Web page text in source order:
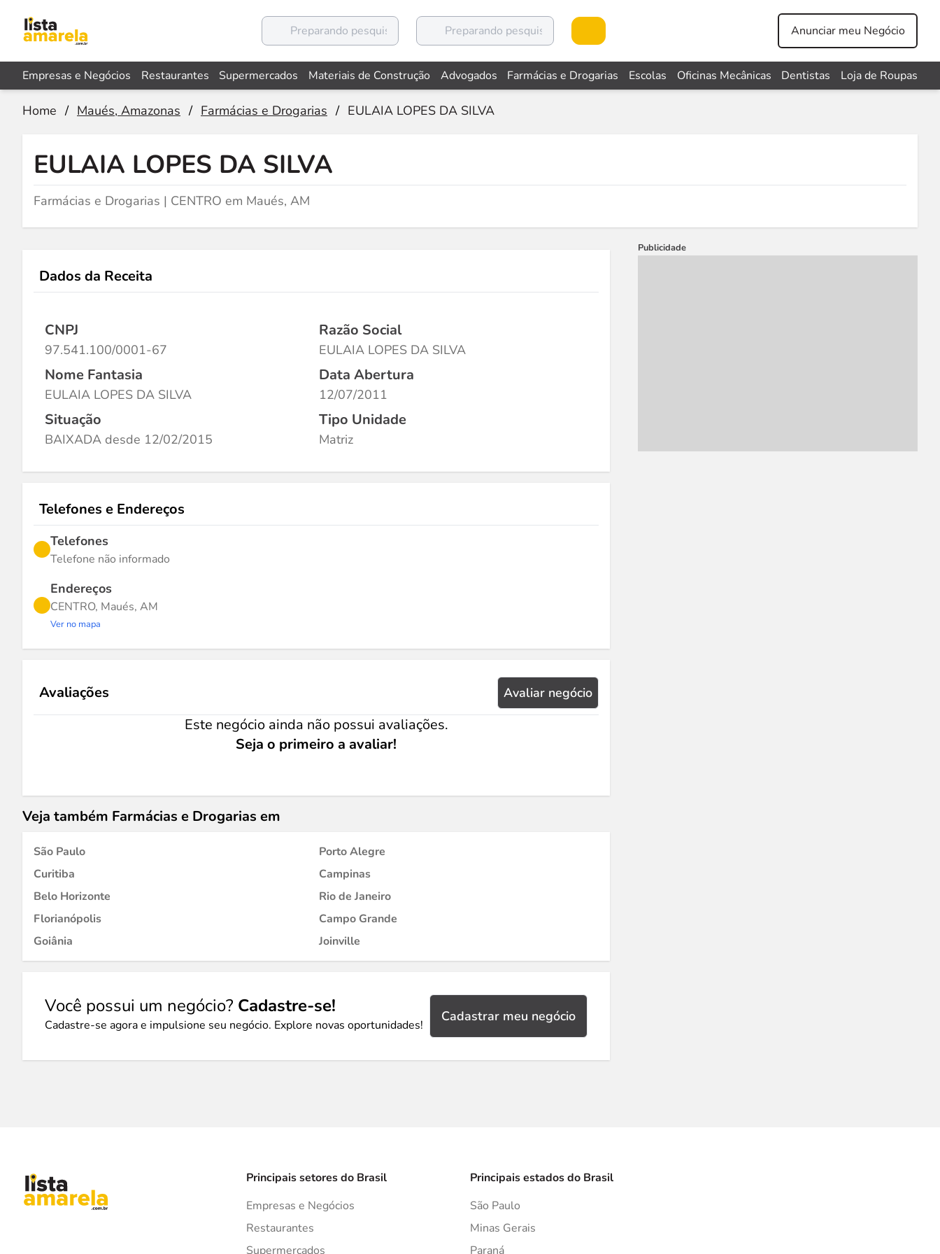
Anunciar meu Negócio
Empresas e Negócios Restaurantes Supermercados Materiais de Construção Advogados Farmácias e Drogarias Escolas Oficinas Mecânicas Dentistas Loja de Roupas
Home / Maués, Amazonas / Farmácias e Drogarias / EULAIA LOPES DA SILVA
EULAIA LOPES DA SILVA
Farmácias e Drogarias | CENTRO em Maués, AM
Dados da Receita
CNPJ
97.541.100/0001-67
Razão Social
EULAIA LOPES DA SILVA
Nome Fantasia
EULAIA LOPES DA SILVA
Data Abertura
12/07/2011
Situação
BAIXADA desde 12/02/2015
Tipo Unidade
Matriz
Telefones e Endereços
Telefones
Telefone não informado
Endereços
CENTRO, Maués, AM
Ver no mapa
Avaliações Avaliar negócio
Este negócio ainda não possui avaliações.
Seja o primeiro a avaliar!
Veja também Farmácias e Drogarias em
São Paulo
Porto Alegre
Curitiba
Campinas
Belo Horizonte
Rio de Janeiro
Florianópolis
Campo Grande
Goiânia
Joinville
Você possui um negócio? Cadastre-se!
Cadastre-se agora e impulsione seu negócio. Explore novas oportunidades!
Cadastrar meu negócio
Publicidade
Principais setores do Brasil
Empresas e Negócios
Restaurantes
Supermercados
Principais estados do Brasil
São Paulo
Minas Gerais
Paraná